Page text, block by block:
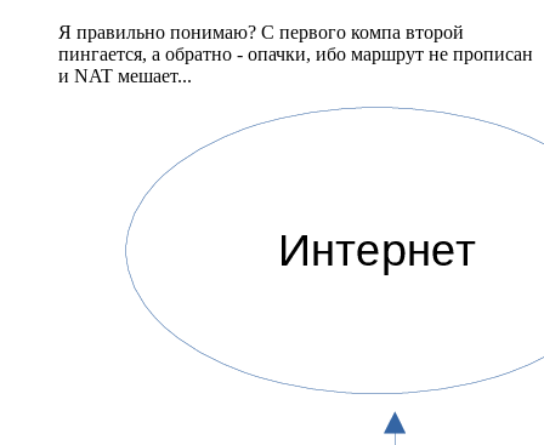
Я правильно понимаю? С первого компа второй
пингается, а обратно - опачки, ибо маршрут не прописан
и NAT мешает...